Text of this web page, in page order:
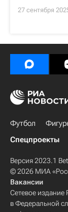
27 сентября
Футбол
Спецпроекты
Версия 2023.1
© 2026 МИА
Вакансии
Сетевое издание
в Федеральной